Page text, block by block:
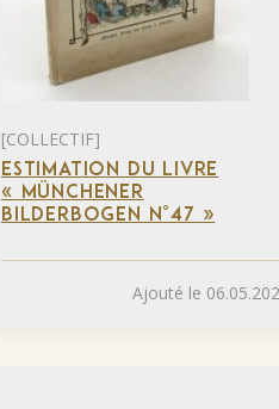
[COLLECTIF]
ESTIMATION DU LIVRE
« MÜNCHENER
BILDERBOGEN N°47 »
Ajouté le